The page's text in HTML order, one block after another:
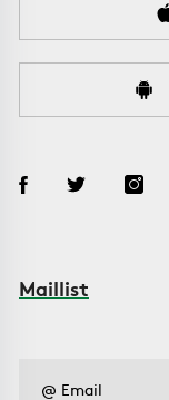
Maillist